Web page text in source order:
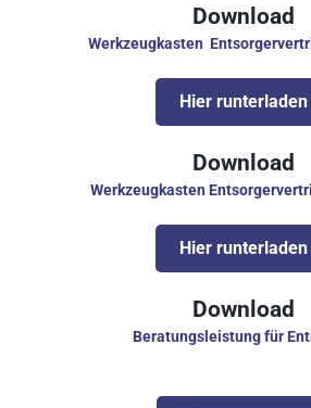
Download
Werkzeugkasten
Hier runterladen
Download
Werkzeugkasten
Hier runterladen
Download
Beratungsleistung für